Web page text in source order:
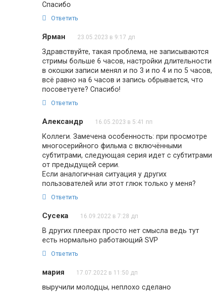
Спасибо
Ответить
Ярман 23.05.2023 в 9:17 дп
Здравствуйте, такая проблема, не записываются
стримы больше 6 часов, настройки длительности
в окошки записи менял и по 3 и по 4 и по 5 часов,
всё равно на 6 часов и запись обрывается, что
посоветуете? Спасибо!
Ответить
Александр 16.05.2023 в 5:41 пп
Коллеги. Замечена особенность: при просмотре
многосерийного фильма с включёнными
субтитрами, следующая серия идет с субтитрами
от предыдущей серии.
Если аналогичная ситуация у других
пользователей или этот глюк только у меня?
Ответить
Сусека 16.09.2022 в 7:28 дп
В других плеерах просто нет смысла ведь тут
есть нормально работающий SVP
Ответить
мария 17.07.2022 в 11:50 дп
выручили молодцы, неплохо сделано